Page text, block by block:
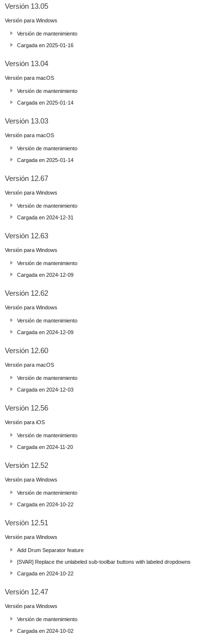
Versión 13.05
Versión para Windows
Versión de mantenimiento
Cargada en 2025-01-16
Versión 13.04
Versión para macOS
Versión de mantenimiento
Cargada en 2025-01-14
Versión 13.03
Versión para macOS
Versión de mantenimiento
Cargada en 2025-01-14
Versión 12.67
Versión para Windows
Versión de mantenimiento
Cargada en 2024-12-31
Versión 12.63
Versión para Windows
Versión de mantenimiento
Cargada en 2024-12-09
Versión 12.62
Versión para Windows
Versión de mantenimiento
Cargada en 2024-12-09
Versión 12.60
Versión para macOS
Versión de mantenimiento
Cargada en 2024-12-03
Versión 12.56
Versión para iOS
Versión de mantenimiento
Cargada en 2024-11-20
Versión 12.52
Versión para Windows
Versión de mantenimiento
Cargada en 2024-10-22
Versión 12.51
Versión para Windows
Add Drum Separator feature
[SVAR] Replace the unlabeled sub-toolbar buttons with labeled dropdowns
Cargada en 2024-10-22
Versión 12.47
Versión para Windows
Versión de mantenimiento
Cargada en 2024-10-02